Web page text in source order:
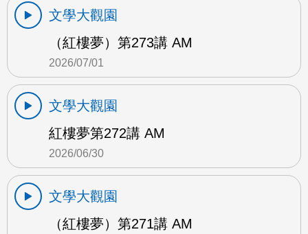
文學大觀園
（紅樓夢）第273講 AM
2026/07/01
文學大觀園
紅樓夢第272講 AM
2026/06/30
文學大觀園
（紅樓夢）第271講 AM